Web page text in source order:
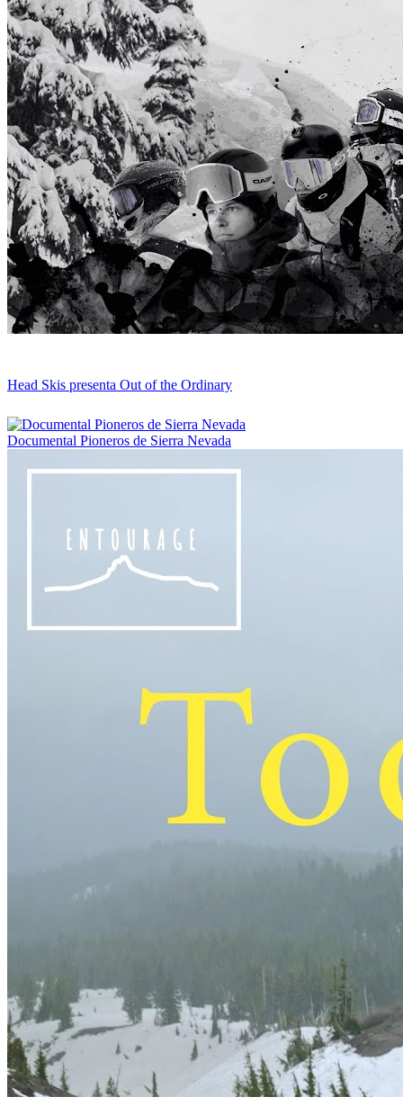
Head Skis presenta Out of the Ordinary
Documental Pioneros de Sierra Nevada